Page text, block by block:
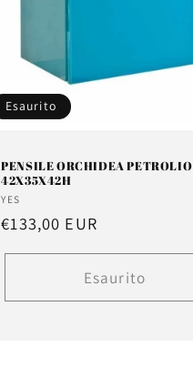
Esaurito
PENSILE ORCHIDEA PETROLIO
42X35X42H
Fornitore:
YES
Prezzo
€133,00 EUR
Esaurito